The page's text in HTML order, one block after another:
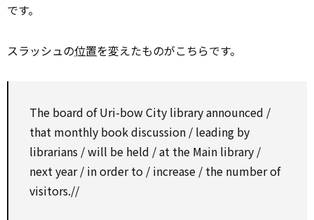
です。
スラッシュの位置を変えたものがこちらです。
The board of Uri-bow City library announced /
that monthly bookdiscussion / leading by
librarians / will be held / at the Main library /
next year / in order to / increase / the number of
visitors.//